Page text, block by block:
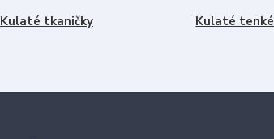
Kulaté tkaničky Kulaté tenké